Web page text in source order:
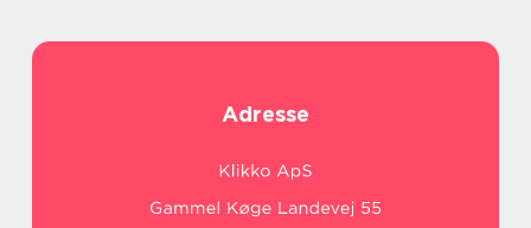
Adresse